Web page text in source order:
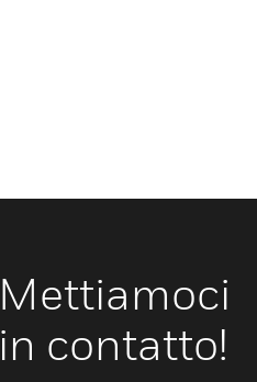
Mettiamoci
in contatto!